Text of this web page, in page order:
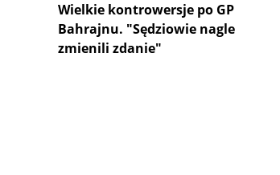
Wielkie kontrowersje po GP
Bahrajnu. "Sędziowie nagle
zmienili zdanie"